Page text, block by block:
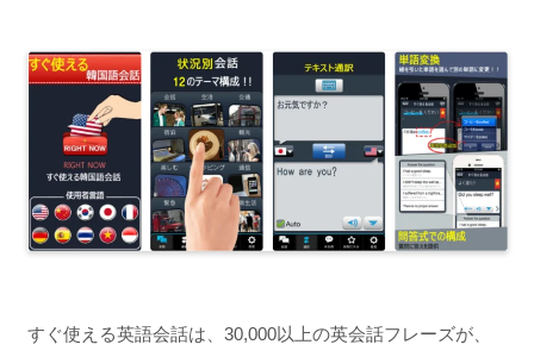
すぐ使える英語会話は、30,000以上の英会話フレーズが、